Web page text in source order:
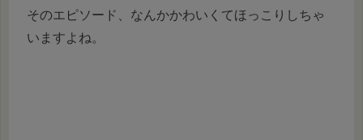
そのエピソード、なんかかわいくてほっこりしちゃ
いますよね。